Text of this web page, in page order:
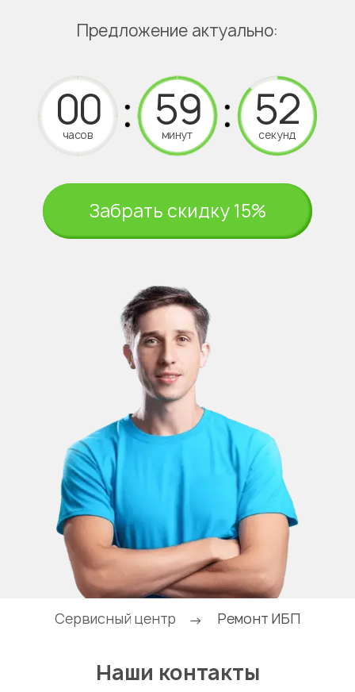
Предложение актуально:
часов минут секунд
Забрать скидку 15%
Сервисный центр → Ремонт ИБП
Наши контакты